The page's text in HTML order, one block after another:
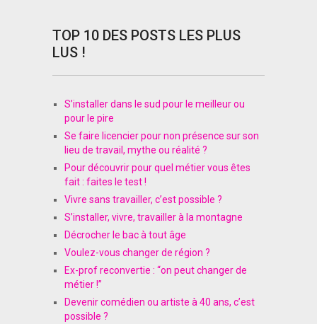
TOP 10 DES POSTS LES PLUS
LUS !
S’installer dans le sud pour le meilleur ou
pour le pire
Se faire licencier pour non présence sur son
lieu de travail, mythe ou réalité ?
Pour découvrir pour quel métier vous êtes
fait : faites le test !
Vivre sans travailler, c’est possible ?
S’installer, vivre, travailler à la montagne
Décrocher le bac à tout âge
Voulez-vous changer de région ?
Ex-prof reconvertie : “on peut changer de
métier !”
Devenir comédien ou artiste à 40 ans, c’est
possible ?